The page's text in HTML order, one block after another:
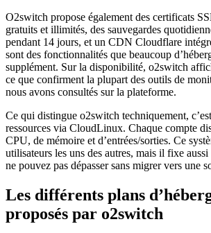
O2switch propose également des certificats
gratuits et illimités, des sauvegardes
pendant 14 jours, et un CDN Cloudflare
sont des fonctionnalités que beaucoup
supplément. Sur la disponibilité, o2switch
ce que confirment la plupart des outils de
nous avons consultés sur la plateforme.
Ce qui distingue o2switch techniquement,
ressources via CloudLinux. Chaque compte
CPU, de mémoire et d’entrées/sorties. Ce
utilisateurs les uns des autres, mais il fixe
ne pouvez pas dépasser sans migrer vers une
Les différents plans
proposés par o2switch